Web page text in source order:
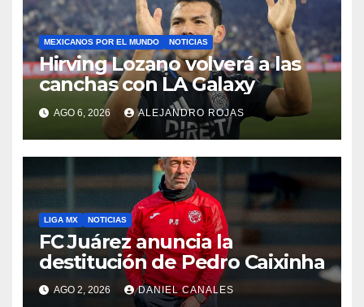
MEXICANOS POR EL MUNDO NOTICIAS
Hirving Lozano volverá a las
canchas con LA Galaxy
AGO 6, 2026 ALEJANDRO ROJAS
LIGA MX NOTICIAS
FC Juárez anuncia la
destitución de Pedro Caixinha
AGO 2, 2026 DANIEL CANALES